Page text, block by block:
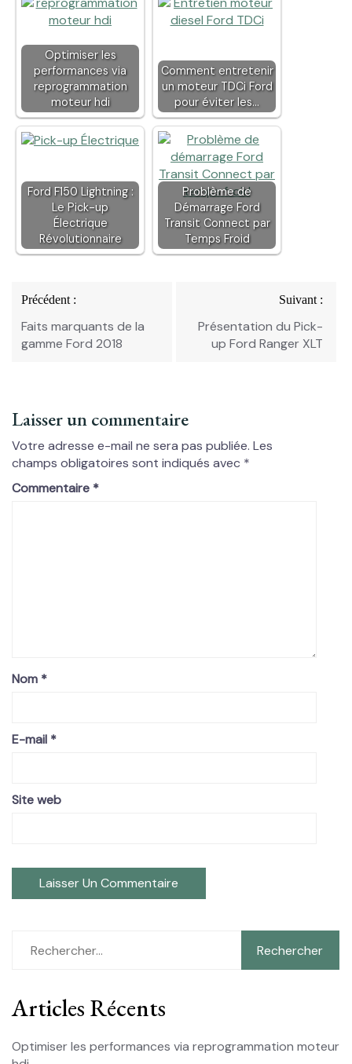
Optimiser les
performances via
reprogrammation
moteur hdi
Comment entretenir
un moteur TDCi Ford
pour éviter les…
Ford F150 Lightning :
Le Pick-up
Électrique
Révolutionnaire
Problème de
Démarrage Ford
Transit Connect par
Temps Froid
Navigation
de
l’article
Précédent :
Faits marquants de la
gamme Ford 2018
Suivant :
Présentation du Pick-
up Ford Ranger XLT
Laisser un commentaire
Votre adresse e-mail ne sera pas publiée. Les
champs obligatoires sont indiqués avec *
Commentaire *
Nom *
E-mail *
Site web
Articles Récents
Optimiser les performances via reprogrammation moteur